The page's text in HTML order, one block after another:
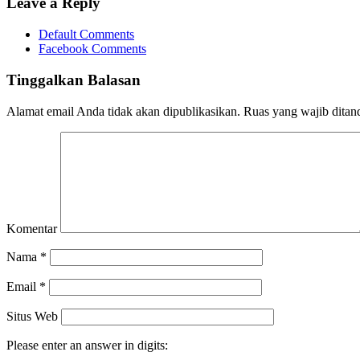
Default Comments
Facebook Comments
Tinggalkan Balasan
Alamat email Anda tidak akan dipublikasikan. Ruas yang wajib
Komentar
Nama *
Email *
Situs Web
Please enter an answer in digits: